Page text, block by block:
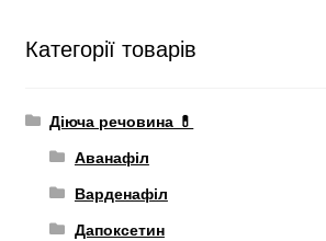
Категорії товарів
Діюча речовина 💊
Аванафіл
Варденафіл
Дапоксетин